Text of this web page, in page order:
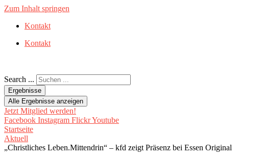
Zum Inhalt springen
Kontakt
Kontakt
Search ...
Ergebnisse
Alle Ergebnisse anzeigen
Jetzt Mitglied werden!
Facebook Instagram FlickrYoutube
Startseite
Aktuell
„Christliches Leben.Mittendrin“ – kfd zeigt Präsenz bei Essen Original